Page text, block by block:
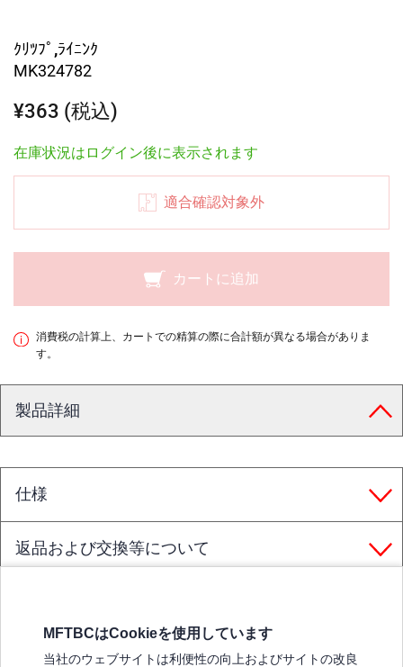
ｸﾘﾂﾌﾟ,ﾗｲﾆﾝｸ
MK324782
¥363 (税込)
在庫状況はログイン後に表示されます
適合確認対象外
カートに追加
消費税の計算上、カートでの精算の際に合計額が異なる場合がありま
す。
製品詳細
仕様
返品および交換等について
MFTBCはCookieを使用しています
当社のウェブサイトは利便性の向上およびサイトの改良